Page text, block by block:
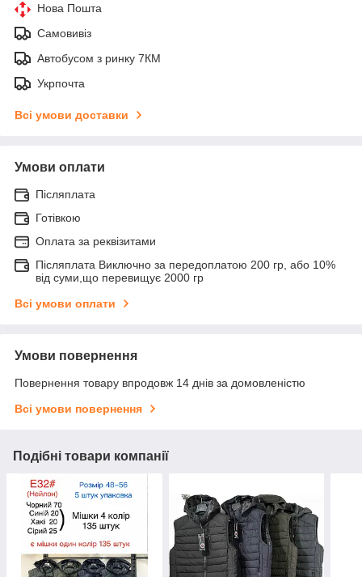
Нова Пошта
Самовивіз
Автобусом з ринку 7КМ
Укрпочта
Всі умови доставки
Умови оплати
Післяплата
Готівкою
Оплата за реквізитами
Післяплата Виключно за передоплатою 200 гр, або 10%
від суми,що перевищує 2000 гр
Всі умови оплати
Умови повернення
Повернення товару впродовж 14 днів за домовленістю
Всі умови повернення
Подібні товари компанії